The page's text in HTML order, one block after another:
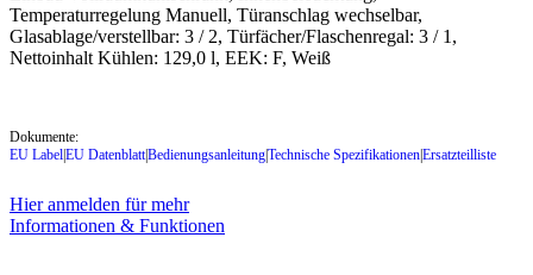
Temperaturregelung Manuell, Türanschlag wechselbar,
Glasablage/verstellbar: 3 / 2, Türfächer/Flaschenregal: 3 / 1,
Nettoinhalt Kühlen: 129,0 l, EEK: F, Weiß
Dokumente:
EU Label|EU Datenblatt|Bedienungsanleitung|Technische Spezifikationen|Ersatzteilliste
Hier anmelden für mehr
Informationen & Funktionen